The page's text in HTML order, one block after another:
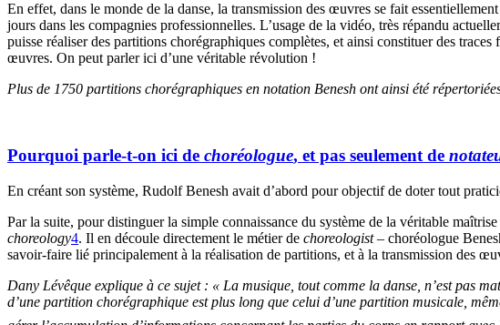
En effet, dans le monde de la danse, la transmission des œuvres se fait
jours dans les compagnies professionnelles. L’usage de la vidéo, très répandu
puisse réaliser des partitions chorégraphiques complètes, et ainsi constituer des
œuvres. On peut parler ici d’une véritable révolution !
Plus de 1750 partitions chorégraphiques en notation Benesh ont ainsi été
Pourquoi parle-t-on ici de choréologue, et pas seulement de
En créant son système, Rudolf Benesh avait d’abord pour objectif de doter tout
Par la suite, pour distinguer la simple connaissance du système de la véritable
choreology4. Il en découle directement le métier de choreologist– choréologue
savoir-faire lié principalement à la réalisation de partitions, et à la transmission des
Dany Lévêque explique à ce sujet : « La musique, tout comme la danse, n’est pas
d’une partition chorégraphique est plus long que celui d’une partition musicale,